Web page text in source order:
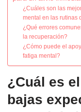
¿Cuáles son las
mental en las rutinas
¿Qué errores
la recuperación?
¿Cómo puede el
fatiga mental?
¿Cuál es
bajas